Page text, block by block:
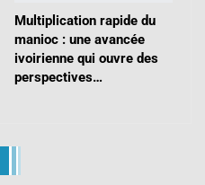
Multiplication rapide du
manioc : une avancée
ivoirienne qui ouvre des
perspectives…